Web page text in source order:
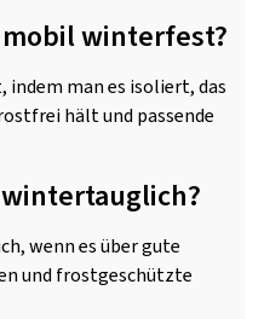
winterfest?
man es isoliert, das
hält und passende
wenn es über gute
und frostgeschützte